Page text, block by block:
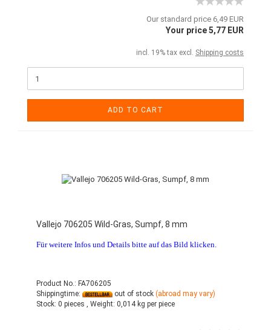
Our standard price 6,49 EUR
Your price 5,77 EUR
incl. 19% tax excl. Shipping costs
ADD TO CART
Vallejo 706205 Wild-Gras, Sumpf, 8 mm
Für weitere Infos und Details bitte auf das Bild klicken.
Product No.: FA706205
Shippingtime:
out of stock (abroad may vary)
Stock: 0 pieces , Weight: 0,014kg per piece